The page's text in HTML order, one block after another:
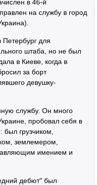
в 46-й
на службу в город
Петербург для
штаба, но не был
в Киеве, когда в
за борт
девушку-
службу. Он много
пробовал себя в
грузчиком,
землемером,
имением и
дебют" был